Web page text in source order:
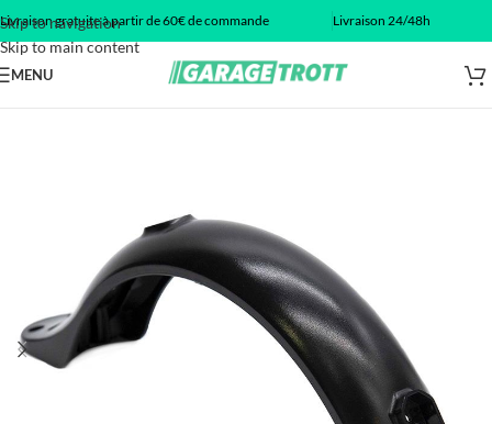
Skip to navigation
Skip to main content
Livraison gratuite à partir de 60€ de commande Livraison 24/48h
MENU